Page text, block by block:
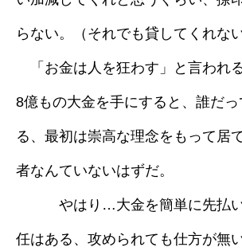
らない。（それでも貸してくれな
「お金は人を狂わす」と言われ
8億もの大金を手にすると、誰だっ
る、最初は崇高な理念をもって居
者なんていないはずだ。
やはり…大金を簡単に先払い
任はある、攻められても仕方が無い